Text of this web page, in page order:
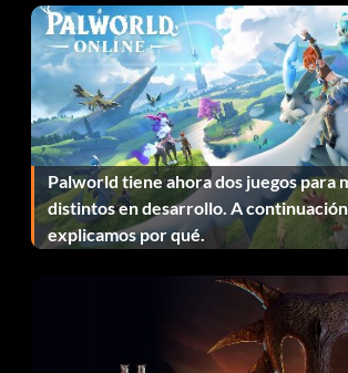
Palworld tiene ahora dos juegos para
distintos en desarrollo. A
explicamos por qué.